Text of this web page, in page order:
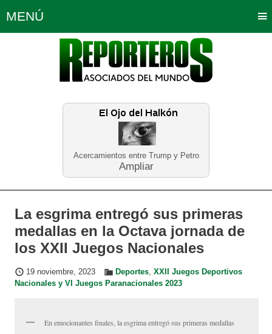
Acercamientos entre Trump y Petro
Ampliar
MENÚ
Política Opinión Bogotá
Planeta Tierra Deportes
Educación Neira
La esgrima entregó sus primeras
medallas en la Octava jornada de
los XXII Juegos Nacionales
19 noviembre, 2023 Deportes, XXII Juegos Deportivos
Nacionales y VI Juegos Paranacionales 2023
En emocionantes finales, la esgrima entregó sus primeras medallas